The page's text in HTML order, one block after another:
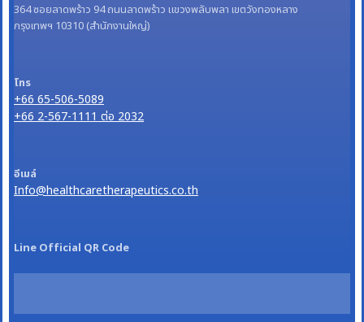
364 ซอยลาดพร้าว 94 ถนนลาดพร้าว แขวงพลับพลา เขตวังทองหลาง
กรุงเทพฯ 10310 (สำนักงานใหญ่)
โทร
+66 65-506-5089
+66 2-567-1111 ต่อ 2032
อีเมล์
Info@healthcaretherapeutics.co.th
Line Official QR Code